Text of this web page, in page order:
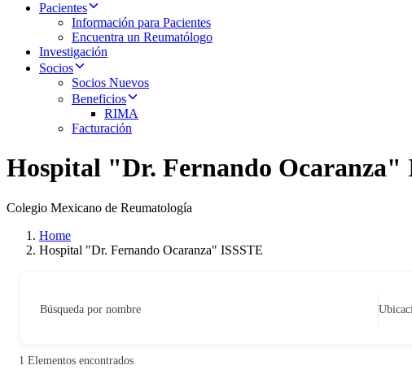
Pacientes
Información para Pacientes
Encuentra un Reumatólogo
Investigación
Socios
Socios Nuevos
Beneficios
RIMA
Facturación
Hospital "Dr. Fernando Ocaranza"
Colegio Mexicano de Reumatología
Home
Hospital "Dr. Fernando Ocaranza" ISSSTE
Búsqueda por nombre
1 Elementos encontrados